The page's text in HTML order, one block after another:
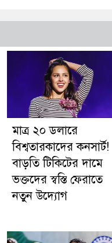
মাত্র ২০ ডলারে
বিশ্বতারকাদের কনসার্ট!
বাড়তি টিকিটের দামে
ভক্তদের স্বস্তি ফেরাতে
নতুন উদ্যোগ